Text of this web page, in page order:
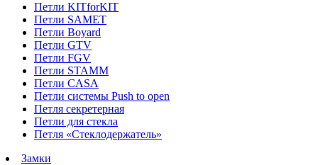
Петли KITforKIT
Петли SAMET
Петли Boyard
Петли GTV
Петли FGV
Петли STAMM
Петли CASA
Петли системы Push to open
Петля секретерная
Петли для стекла
Петля «Стеклодержатель»
Замки